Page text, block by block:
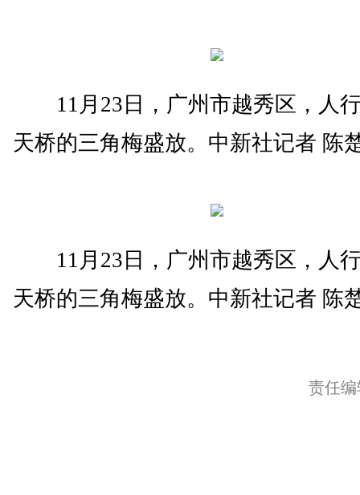
11月23日，广州市越秀区，人
天桥的三角梅盛放。中新社记者 陈
11月23日，广州市越秀区，人
天桥的三角梅盛放。中新社记者 陈
责任